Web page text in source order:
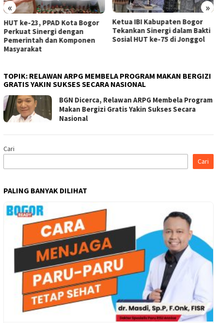
« »
HUT ke-23, PPAD Kota Bogor
Perkuat Sinergi dengan
Pemerintah dan Komponen
Masyarakat
Ketua IBI Kabupaten Bogor
Tekankan Sinergi dalam Bakti
Sosial HUT ke-75 di Jonggol
TOPIK: RELAWAN ARPG MEMBELA PROGRAM MAKAN BERGIZI
GRATIS YAKIN SUKSES SECARA NASIONAL
BGN Dicerca, Relawan ARPG Membela Program
Makan Bergizi Gratis Yakin Sukses Secara
Nasional
Cari
Cari
PALING BANYAK DILIHAT